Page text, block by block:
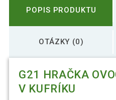
POPIS PRODUKTU
OTÁZKY (0)
G21 HRAČKA
V KUFRÍKU